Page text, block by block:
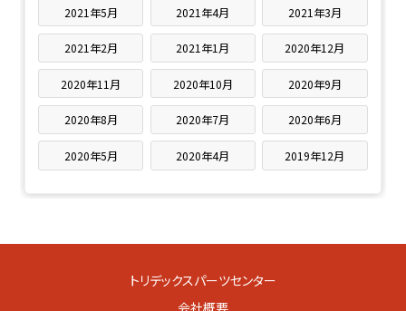
2021年5月 2021年4月 2021年3月
2021年2月 2021年1月 2020年12月
2020年11月 2020年10月 2020年9月
2020年8月 2020年7月 2020年6月
2020年5月 2020年4月 2019年12月
トリデックスパーツセンター
会社概要